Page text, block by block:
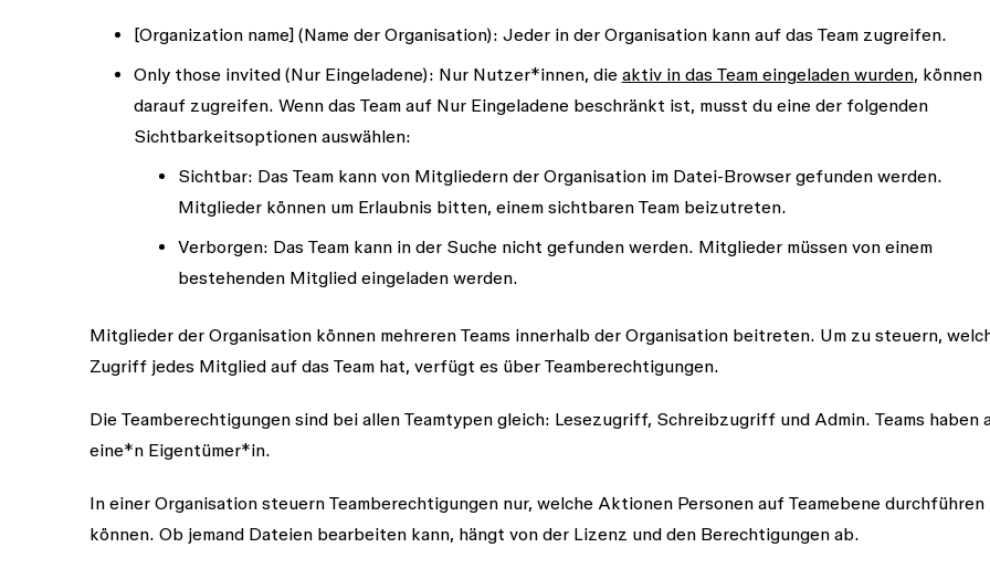
[Organization name] (Name der Organisation): Jeder in der Organisation kann auf das Team zugreifen.
Only those invited(Nur Eingeladene): Nur Nutzer*innen, die aktiv in das Team eingeladen wurden, können
darauf zugreifen. Wenn das Team auf Nur Eingeladenebeschränkt ist, musst du eine der folgenden
Sichtbarkeitsoptionen auswählen:
Sichtbar: Das Team kann von Mitgliedern der Organisation im Datei-Browser gefunden werden.
Mitglieder können um Erlaubnis bitten, einem sichtbaren Team beizutreten.
Verborgen: Das Team kann in der Suche nicht gefunden werden. Mitglieder müssen von einem
bestehenden Mitglied eingeladen werden.
Mitglieder der Organisation können mehreren Teams innerhalb der Organisation beitreten. Um zu steuern,
Zugriff jedes Mitglied auf das Team hat, verfügt es über Teamberechtigungen.
Die Teamberechtigungen sind bei allen Teamtypen gleich: Lesezugriff, Schreibzugriffund Admin. Teams haben
eine*n Eigentümer*in.
In einer Organisation steuern Teamberechtigungen nur, welche Aktionen Personen auf Teamebene durchführen
können. Ob jemand Dateien bearbeiten kann, hängt von der Lizenz und den Berechtigungen ab.